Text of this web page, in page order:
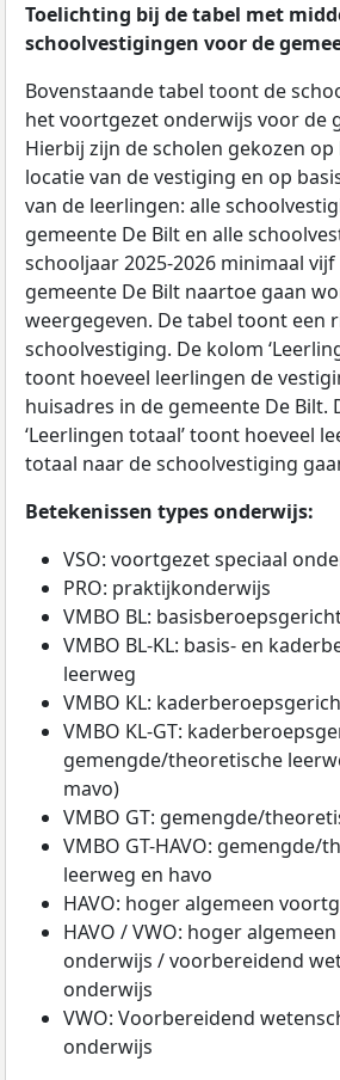
Toelichting bij de tabel met
schoolvestigingen voor de
Bovenstaande tabel toont de
het voortgezet onderwijs voor de
Hierbij zijn de scholen gekozen op
locatie van de vestiging en op
van de leerlingen: alle
gemeente De Bilt en alle
schooljaar 2025-2026 minimaal
gemeente De Bilt naartoe gaan
weergegeven. De tabel toont een
schoolvestiging. De kolom
toont hoeveel leerlingen de
huisadres in de gemeente De Bilt.
‘Leerlingen totaal’ toont hoeveel
totaal naar de schoolvestiging
Betekenissen types onderwijs:
VSO: voortgezet speciaal
PRO: praktijkonderwijs
VMBO BL:
VMBO BL-KL: basis- en
leerweg
VMBO KL:
VMBO KL-GT:
gemengde/theoretische
mavo)
VMBO GT: gemengde/
VMBO GT-HAVO: gemengde/
leerweg en havo
HAVO: hoger algemeen
HAVO / VWO: hoger
onderwijs / voorbereidend
onderwijs
VWO: Voorbereidend
onderwijs